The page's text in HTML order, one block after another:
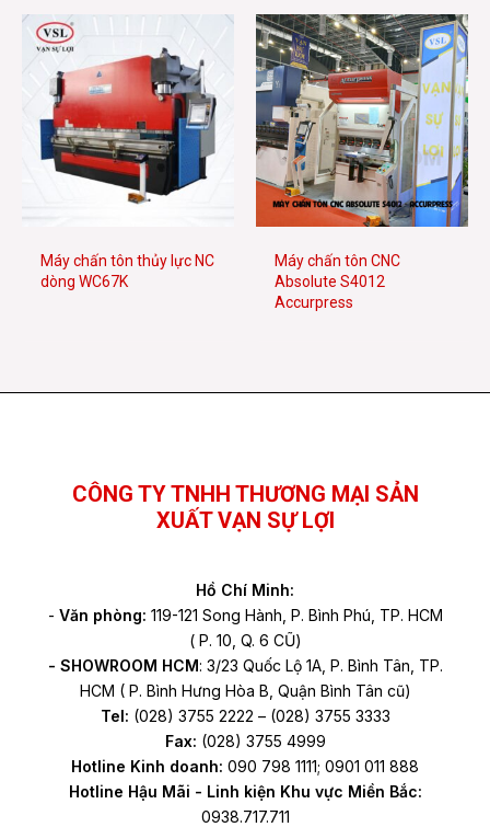
Máy chấn tôn thủy lực NC
dòng WC67K
Máy chấn tôn CNC
Absolute S4012
Accurpress
CÔNG TY TNHH THƯƠNG MẠI SẢN
XUẤT VẠN SỰ LỢI
Hồ Chí Minh:
- Văn phòng: 119-121 Song Hành, P. Bình Phú, TP. HCM
( P. 10, Q. 6 CŨ)
- SHOWROOM HCM: 3/23 Quốc Lộ 1A, P. Bình Tân, TP.
HCM ( P. Bình Hưng Hòa B, Quận Bình Tân cũ)
Tel: (028) 3755 2222 – (028) 3755 3333
Fax: (028) 3755 4999
Hotline Kinh doanh: 090 798 1111; 0901 011 888
Hotline Hậu Mãi - Linh kiện Khu vực Miền Bắc:
0938.717.711
Facebook
YouTube
TikTok